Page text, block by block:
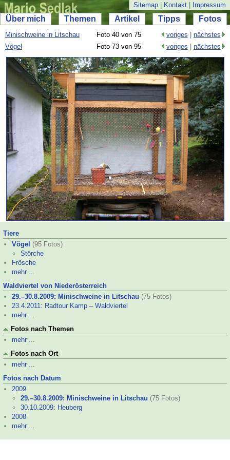
Sitemap Kontakt Impressum
Über mich Themen Artikel Tipps Fotos
Minischweine in Litschau Foto 40 von 75 voriges
nächstes
Vögel
Foto 73 von 95 voriges nächstes
Tiere
Vögel (95 Fotos)
Störche
Frösche
mehr ...
Waldviertel von Niederösterreich
29.–30.8.2009: Minischweine in Litschau (75 Fotos)
23.4.2011: Radtour Kamp – Waldviertel
mehr ...
Fotos nach Themen
mehr ...
Fotos nach Ort
mehr ...
Fotos nach Datum
2009
29.–30.8.2009: Minischweine in Litschau (75 Fotos)
30.10.2009: Heuberg
2008
mehr ...